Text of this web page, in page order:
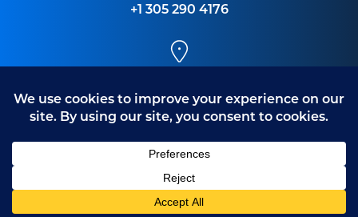
+1 305 290 4176
Miami FL 33155
Copyright © 2021 todos los derechos reservados